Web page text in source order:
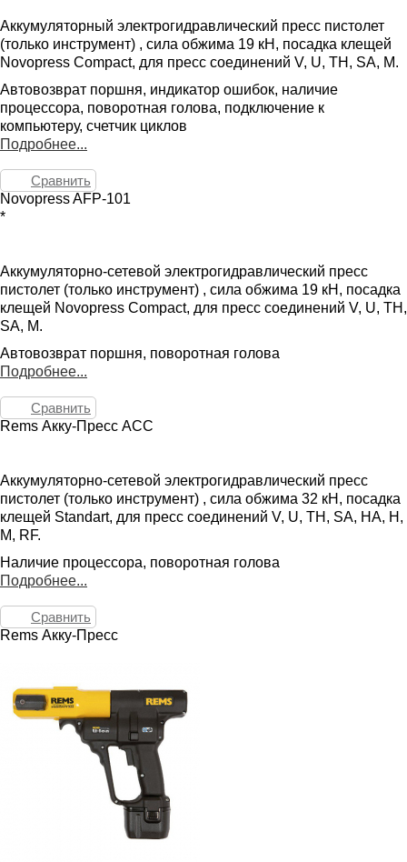
Аккумуляторный электрогидравлический пресс пистолет
(только инструмент) , сила обжима 19 кН, посадка клещей
Novopress Compact, для пресс соединений V, U, TH, SA, M.
Автовозврат поршня, индикатор ошибок, наличие
процессора, поворотная голова, подключение к
компьютеру, счетчик циклов
Подробнее...
Сравнить
Novopress AFP-101
*
Аккумуляторно-сетевой электрогидравлический пресс
пистолет (только инструмент) , сила обжима 19 кН, посадка
клещей Novopress Compact, для пресс соединений V, U, TH,
SA, M.
Автовозврат поршня, поворотная голова
Подробнее...
Сравнить
Rems Акку-Пресс ACC
Аккумуляторно-сетевой электрогидравлический пресс
пистолет (только инструмент) , сила обжима 32 кН, посадка
клещей Standart, для пресс соединений V, U, TH, SA, HA, H,
M, RF.
Наличие процессора, поворотная голова
Подробнее...
Сравнить
Rems Акку-Пресс